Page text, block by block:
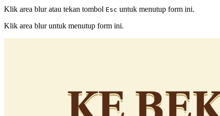
Klik area blur atau tekan tombol Esc untuk menutup form ini.
Klik area blur untuk menutup form ini.